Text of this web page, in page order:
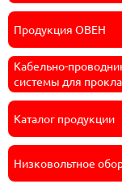
Продукция ОВЕН
Кабельно-
системы для
Каталог продукции
Низковольтное